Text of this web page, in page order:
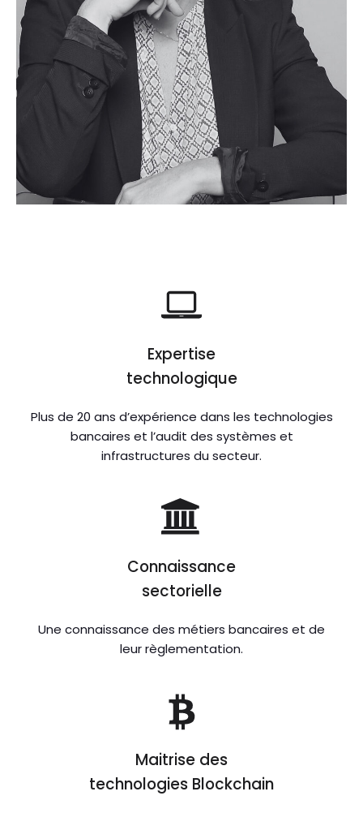
Expertise
technologique
Plus de 20 ans d’expérience dans les technologies
bancaires et l’audit des systèmes et
infrastructures du secteur.
Connaissance
sectorielle
Une connaissance des métiers bancaires et de
leur règlementation.
Maitrise des
technologies Blockchain